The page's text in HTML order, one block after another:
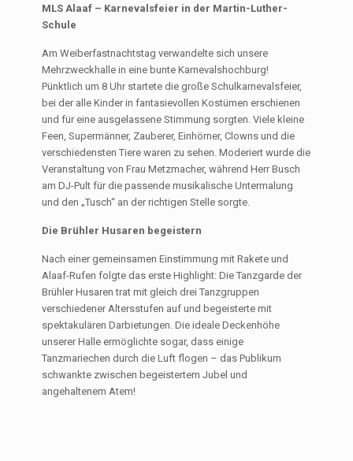
MLS Alaaf – Karnevalsfeier in der Martin-Luther-
Schule
Am Weiberfastnachtstag verwandelte sich unsere
Mehrzweckhalle in eine bunte Karnevalshochburg!
Pünktlich um 8 Uhr startete die große Schulkarnevalsfeier,
bei der alle Kinder in fantasievollen Kostümen erschienen
und für eine ausgelassene Stimmung sorgten. Viele kleine
Feen, Supermänner, Zauberer, Einhörner, Clowns und die
verschiedensten Tiere waren zu sehen. Moderiert wurde die
Veranstaltung von Frau Metzmacher, während Herr Busch
am DJ-Pult für die passende musikalische Untermalung
und den „Tusch“ an der richtigen Stelle sorgte.
Die Brühler Husaren begeistern
Nach einer gemeinsamen Einstimmung mit Rakete und
Alaaf-Rufen folgte das erste Highlight: Die Tanzgarde der
Brühler Husaren trat mit gleich drei Tanzgruppen
verschiedener Altersstufen auf und begeisterte mit
spektakulären Darbietungen. Die ideale Deckenhöhe
unserer Halle ermöglichte sogar, dass einige
Tanzmariechen durch die Luft flogen – das Publikum
schwankte zwischen begeistertem Jubel und
angehaltenem Atem!